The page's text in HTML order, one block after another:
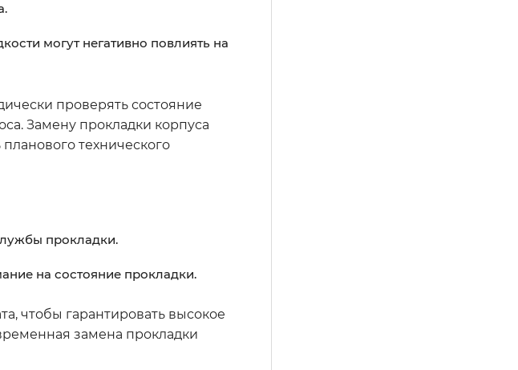
могут негативно повлиять на
проверять состояние
Замену прокладки корпуса
технического
прокладки.
на состояние прокладки.
чтобы гарантировать высокое
замена прокладки